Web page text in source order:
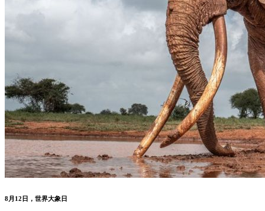
8月12日，世界大象日